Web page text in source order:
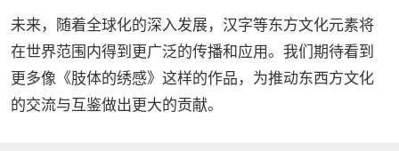
未来，随着全球化的深入发展，汉字等东方文化元素将
在世界范围内得到更广泛的传播和应用。我们期待看到
更多像《肢体的绣感》这样的作品，为推动东西方文化
的交流与互鉴做出更大的贡献。